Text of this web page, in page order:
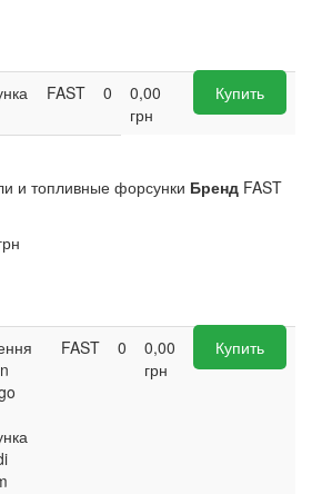
FAST 0
0,00
грн
Купить
и топливные форсунки Бренд FAST
FAST 0
0,00
грн
Купить